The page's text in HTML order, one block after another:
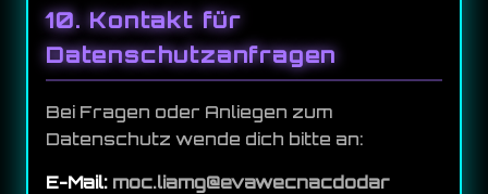
10. Kontakt für
Datenschutzanfragen
Bei Fragen oder Anliegen zum
Datenschutz wende dich bitte an:
E-Mail: radodcancewave@gmail.com